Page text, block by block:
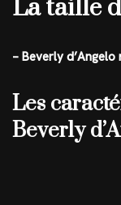
La taille
– Beverly d’Angelo
Les
Beverly